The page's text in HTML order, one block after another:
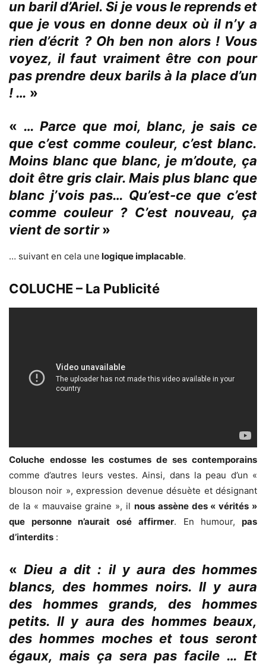
un baril d’Ariel. Si je vous le reprends et
que je vous en donne deux où il n’y a
rien d’écrit ? Oh ben non alors ! Vous
voyez, il faut vraiment être con pour
pas prendre deux barils à la place d’un
! … »
« … Parce que moi, blanc, je sais ce
que c’est comme couleur, c’est blanc.
Moins blanc que blanc, je m’doute, ça
doit être gris clair. Mais plus blanc que
blanc j’vois pas… Qu’est-ce que c’est
comme couleur ? C’est nouveau, ça
vient de sortir»
… suivant en cela une logique implacable.
COLUCHE – La Publicité
Coluche endosse les costumes de ses contemporains
comme d’autres leurs vestes. Ainsi, dans la peau d’un «
blouson noir », expression devenue désuète et désignant
de la « mauvaise graine », il nous assène des « vérités »
que personne n’aurait osé affirmer. En humour, pas
d’interdits :
«Dieu a dit : il y aura des hommes
blancs, des hommes noirs. Il y aura
des hommes grands, des hommes
petits. Il y aura des hommes beaux,
des hommes moches et tous seront
égaux, mais ça sera pas facile … Et